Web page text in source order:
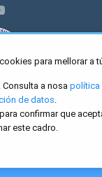
Intersindical
de Compostela
para mellorar a
a nosa política
de datos.
confirmar que
este cadro.